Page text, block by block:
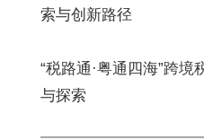
索与创新路径
“税路通·粤通四海”跨
与探索